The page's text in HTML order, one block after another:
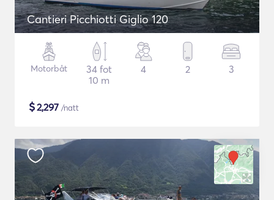
Cantieri Picchiotti Giglio 120
Motorbåt
34 fot
10 m
4 2 3
$2,297 /natt